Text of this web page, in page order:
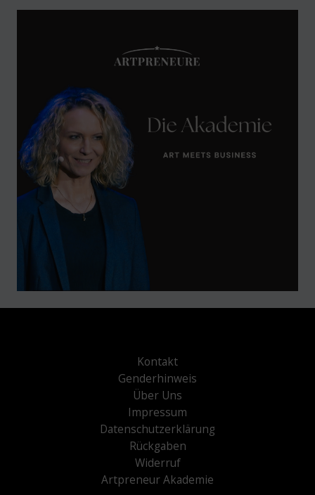
Kontakt
Genderhinweis
Über Uns
Impressum
Datenschutzerklärung
Rückgaben
Widerruf
Artpreneur Akademie